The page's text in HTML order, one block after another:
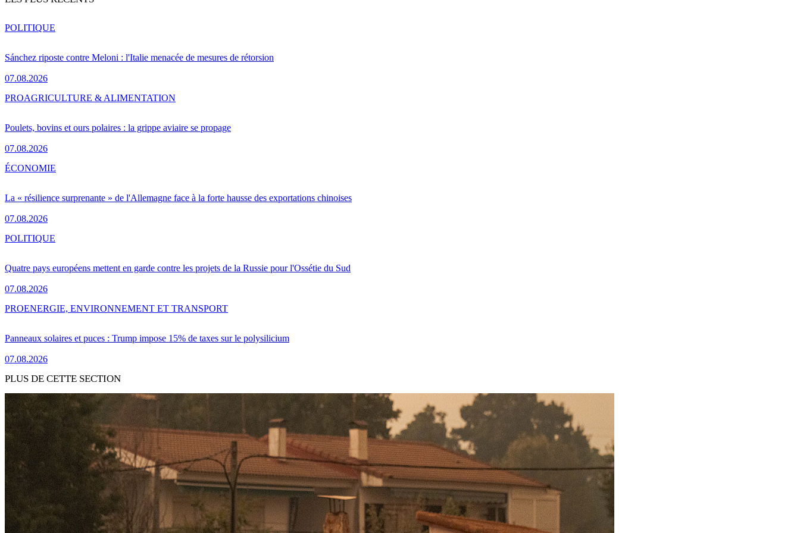
Sánchez riposte contre Meloni : l'Italie menacée de mesures de rétorsion
07.08.2026
POLITIQUE
Poulets, bovins et ours polaires : la grippe aviaire se propage
07.08.2026
PROAGRICULTURE & ALIMENTATION
La « résilience surprenante » de l'Allemagne face à la forte hausse des exportations chinoises
07.08.2026
ÉCONOMIE
Quatre pays européens mettent en garde contre les projets de la Russie pour l'Ossétie du Sud
07.08.2026
POLITIQUE
Panneaux solaires et puces : Trump impose 15% de taxes sur le polysilicium
07.08.2026
PROENERGIE, ENVIRONNEMENT ET TRANSPORT
PLUS DE CETTE SECTION